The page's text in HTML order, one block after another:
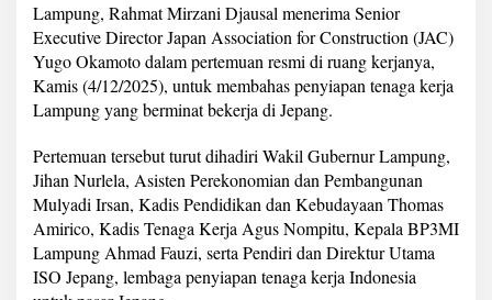
r
z
a
B
a
s
K
e
r
j
a
S
Lampung, Rahmat Mirzani Djausal menerima Senior
Executive Director Japan Association for Construction (JAC)
Yugo Okamoto dalam pertemuan resmi di ruang kerjanya,
Kamis (4/12/2025), untuk membahas penyiapan tenaga kerja
Lampung yang berminat bekerja di Jepang.
Pertemuan tersebut turut dihadiri Wakil Gubernur Lampung,
Jihan Nurlela, Asisten Perekonomian dan Pembangunan
Mulyadi Irsan, Kadis Pendidikan dan Kebudayaan Thomas
Amirico, Kadis Tenaga Kerja Agus Nompitu, Kepala BP3MI
Lampung Ahmad Fauzi, serta Pendiri dan Direktur Utama
ISO Jepang, lembaga penyiapan tenaga kerja Indonesia